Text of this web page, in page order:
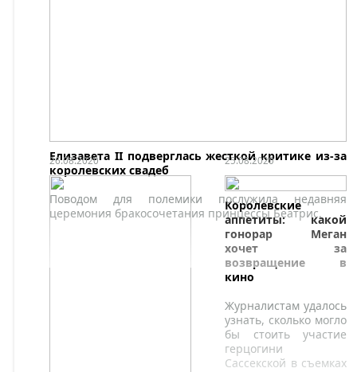
Елизавета II подверглась жесткой критике из-за
королевских свадеб
Поводом для полемики послужила недавняя
церемония бракосочетания принцессы Беатрис.
26.08.2020 25.08.2020
Королевские
аппетиты: какой
гонорар Меган
хочет за
возвращение в
кино
Журналистам удалось
узнать, сколько могло
бы стоить участие
герцогини
Сассекской в съемках